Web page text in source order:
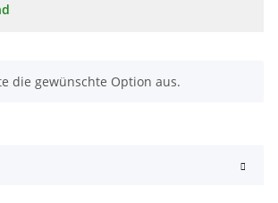
die gewünschte Option aus.